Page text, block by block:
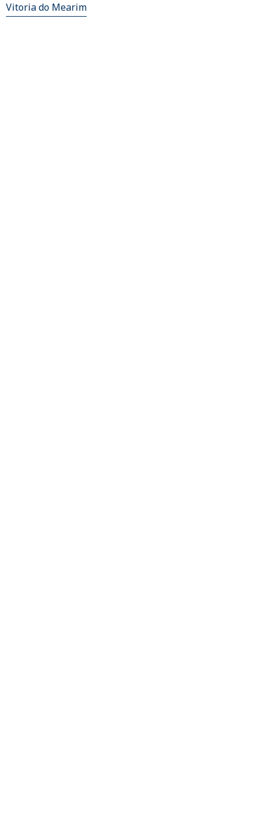
Vitoria do Mearim